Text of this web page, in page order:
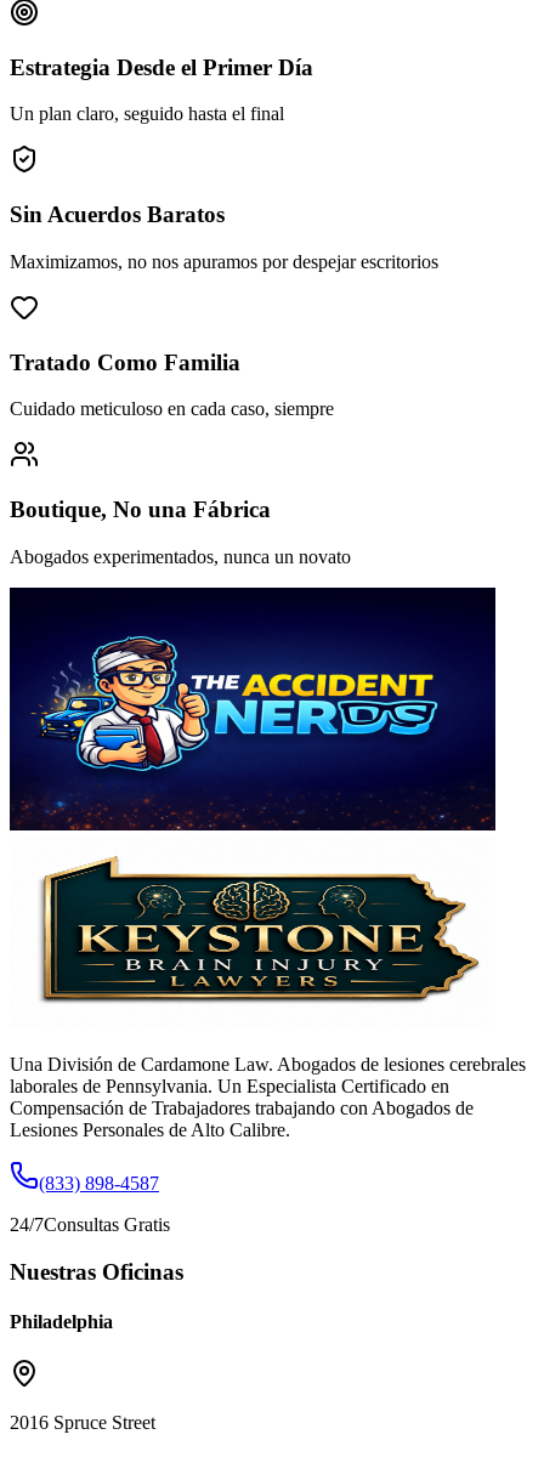
Estrategia Desde el Primer Día
Un plan claro, seguido hasta el final
Sin Acuerdos Baratos
Maximizamos, no nos apuramos por despejar escritorios
Tratado Como Familia
Cuidado meticuloso en cada caso, siempre
Boutique, No una Fábrica
Abogados experimentados, nunca un novato
Una División de Cardamone Law. Abogados de lesiones cerebrales
laborales de Pennsylvania. Un Especialista Certificado en
Compensación de Trabajadores trabajando con Abogados de
Lesiones Personales de Alto Calibre.
(833) 898-4587
24/7Consultas Gratis
Nuestras Oficinas
Philadelphia
2016 Spruce Street